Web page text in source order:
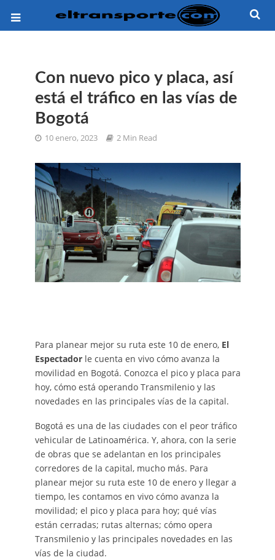
Con nuevo pico y placa, así
está el tráfico en las vías de
Bogotá
10 enero, 2023 2 Min Read
Para planear mejor su ruta este 10 de enero, El
Espectadorle cuenta en vivo cómo avanza la
movilidad en Bogotá. Conozca el pico y placa para
hoy, cómo está operando Transmilenio y las
novedades en las principales vías de la capital.
Bogotá es una de las ciudades con el peor tráfico
vehicular de Latinoamérica. Y, ahora, con la serie
de obras que se adelantan en los principales
corredores de la capital, mucho más. Para
planear mejor su ruta este 10 de enero y llegar a
tiempo, les contamos en vivo cómo avanza la
movilidad; el pico y placa para hoy; qué vías
están cerradas; rutas alternas; cómo opera
Transmilenio y las principales novedades en las
vías de la ciudad.